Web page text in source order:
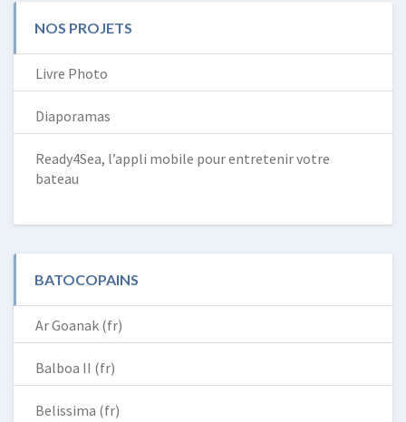
NOS PROJETS
Livre Photo
Diaporamas
Ready4Sea, l’appli mobile pour entretenir votre
bateau
BATOCOPAINS
Ar Goanak (fr)
Balboa II (fr)
Belissima (fr)